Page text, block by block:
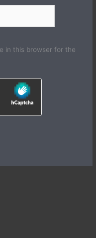
in this browser for the